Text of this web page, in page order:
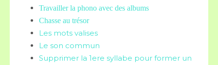
Travailler la phono avec des albums
Chasse au trésor
Les mots valises
Le son commun
Supprimer la 1ere syllabe pour former un